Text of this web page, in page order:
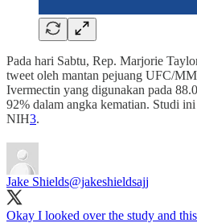
Pada hari Sabtu, Rep. Marjorie
tweet oleh mantan pejuang UFC/
Ivermectin yang digunakan pada
92% dalam angka kematian. Studi
NIH3.
Jake Shields@jakeshieldsajj
Okay I looked over the study and